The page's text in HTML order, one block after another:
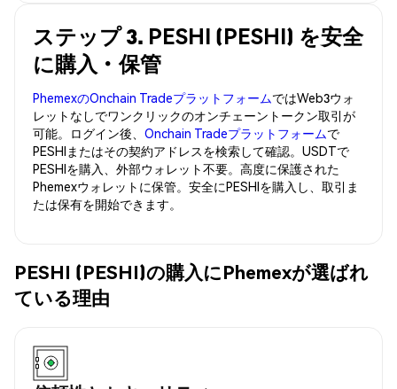
ステップ 3. PESHI (PESHI) を安全
に購入・保管
PhemexのOnchain TradeプラットフォームではWeb3ウォ
レットなしでワンクリックのオンチェーントークン取引が
可能。ログイン後、 Onchain Tradeプラットフォームで
PESHIまたはその契約アドレスを検索して確認。USDTで
PESHIを購入、外部ウォレット不要。高度に保護された
Phemexウォレットに保管。安全にPESHIを購入し、取引ま
たは保有を開始できます。
PESHI (PESHI)の購入にPhemexが選ばれ
ている理由